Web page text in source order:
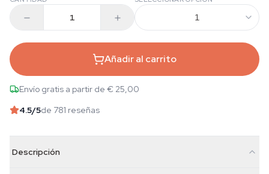
1
Añadir al carrito
Envío gratis a partir de € 25,00
4.5/5de 781 reseñas
Descripción